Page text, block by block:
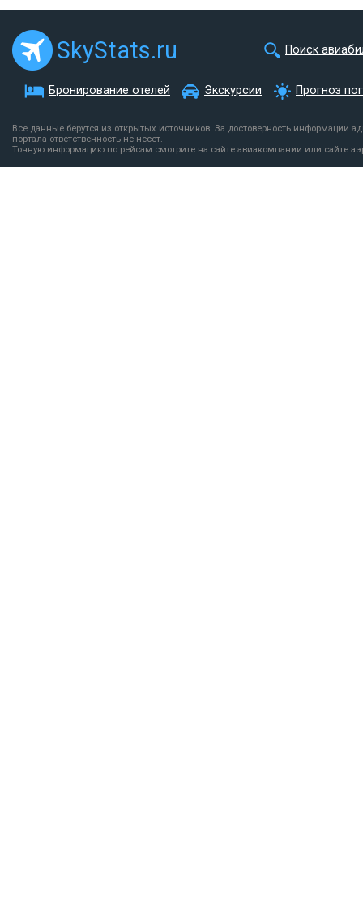
SkyStats.ru Поиск
Бронирование отелей Экскурсии Прогноз
Все данные берутся из открытых источников. За достоверность информации
портала ответственность не несет.
Точную информацию по рейсам смотрите на сайте авиакомпании или сайте